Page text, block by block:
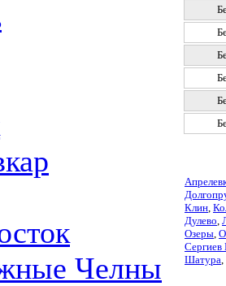
Челны
Клин
Дулево
Озеры
Сергиев
Шатура